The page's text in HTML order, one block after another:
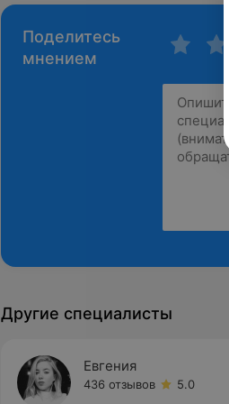
Поделитесь
мнением
Другие специалисты
Евгения
436 отзывов 5.0